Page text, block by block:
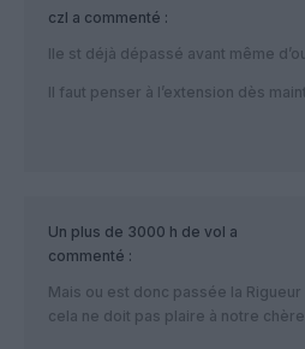
czl a commenté :
Ile st déjà dépassé avant même
Il faut penser à l’extension dès
Un plus de 3000 h de vol a
commenté :
Mais ou est donc passée la
cela ne doit pas plaire à notre